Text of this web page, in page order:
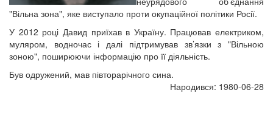
"Вільна зона", яке виступало проти окупаційної політики Росії.
У 2012 році Давид приїхав в Україну. Працював електриком,
муляром, водночас і далі підтримував зв’язки з "Вільною
зоною", поширюючи інформацію про її діяльність.
Був одружений, мав півторарічного сина.
Народився: 1980-06-28